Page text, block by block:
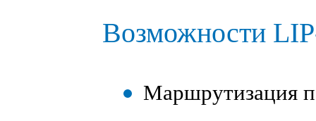
Возможности
Маршрутизация